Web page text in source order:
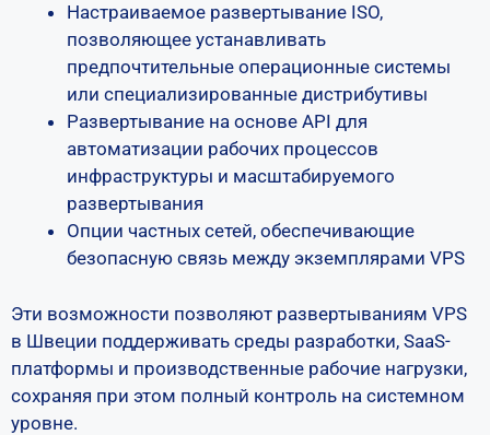
Настраиваемое развертывание ISO,
позволяющее устанавливать
предпочтительные операционные системы
или специализированные дистрибутивы
Развертывание на основе API для
автоматизации рабочих процессов
инфраструктуры и масштабируемого
развертывания
Опции частных сетей, обеспечивающие
безопасную связь между экземплярами VPS
Эти возможности позволяют развертываниям VPS
в Швеции поддерживать среды разработки, SaaS-
платформы и производственные рабочие нагрузки,
сохраняя при этом полный контроль на системном
уровне.